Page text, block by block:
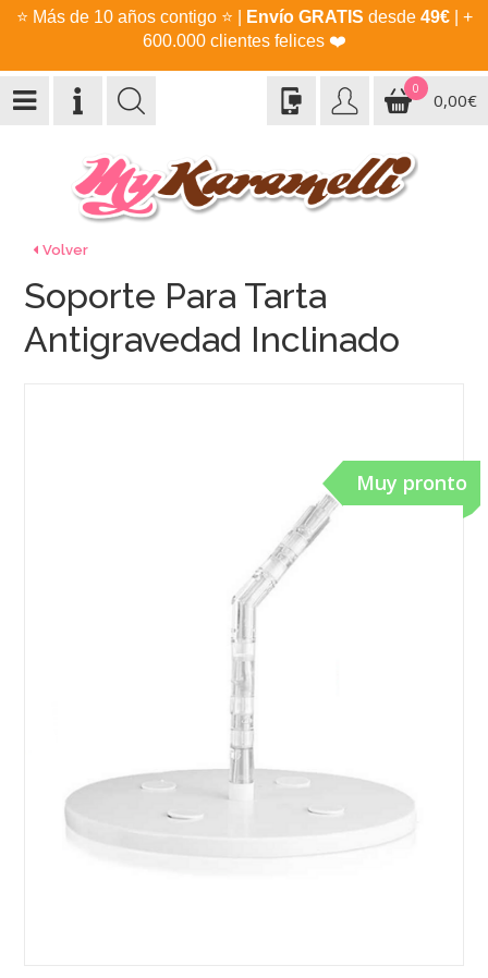
⭐ Más de 10 años contigo ⭐ Envío GRATIS desde 49€| +
600.000 clientes felices ❤️
0
0,00€
Volver
Muy pronto
Soporte Para Tarta
Antigravedad Inclinado